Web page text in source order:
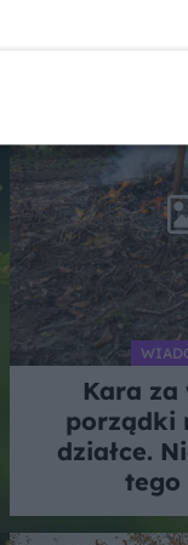
Kara za
porządki
działce.
tego